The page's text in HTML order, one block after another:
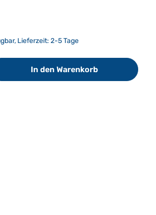
Lieferzeit: 2-5 Tage
gewünschten Wert ein
In den Warenkorb